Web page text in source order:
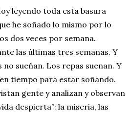
leyendo toda esta basura
he soñado lo mismo por lo
dos veces por semana.
las últimas tres semanas. Y
sueñan. Los repas suenan. Y
tiempo para estar soñando.
gente y analizan y observan
despierta”: la miseria, las